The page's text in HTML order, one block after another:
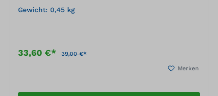
Gewicht: 0,45 kg
33,60 €* 39,00 €*
Merken